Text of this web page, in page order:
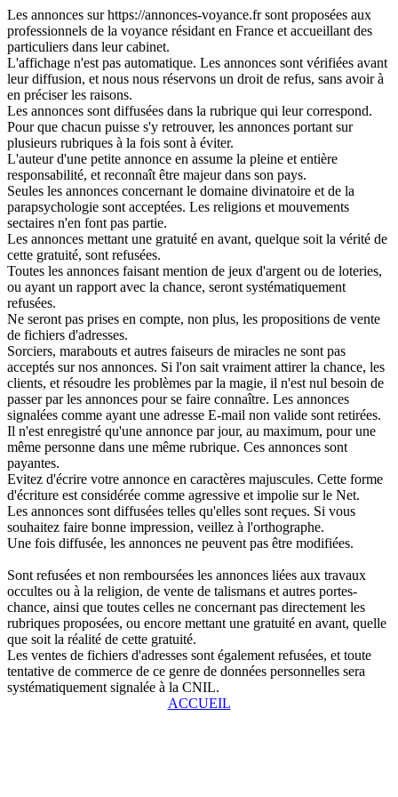
Les annonces sur https://annonces-voyance.fr sont proposées aux
professionnels de la voyance résidant en France et accueillant des
particuliers dans leur cabinet.
L'affichage n'est pas automatique. Les annonces sont vérifiées avant
leur diffusion, et nous nous réservons un droit de refus, sans avoir à
en préciser les raisons.
Les annonces sont diffusées dans la rubrique qui leur correspond.
Pour que chacun puisse s'y retrouver, les annonces portant sur
plusieurs rubriques à la fois sont à éviter.
L'auteur d'une petite annonce en assume la pleine et entière
responsabilité, et reconnaît être majeur dans son pays.
Seules les annonces concernant le domaine divinatoire et de la
parapsychologie sont acceptées. Les religions et mouvements
sectaires n'en font pas partie.
Les annonces mettant une gratuité en avant, quelque soit la vérité de
cette gratuité, sont refusées.
Toutes les annonces faisant mention de jeux d'argent ou de loteries,
ou ayant un rapport avec la chance, seront systématiquement
refusées.
Ne seront pas prises en compte, non plus, les propositions de vente
de fichiers d'adresses.
Sorciers, marabouts et autres faiseurs de miracles ne sont pas
acceptés sur nos annonces. Si l'on sait vraiment attirer la chance, les
clients, et résoudre les problèmes par la magie, il n'est nul besoin de
passer par les annonces pour se faire connaître. Les annonces
signalées comme ayant une adresse E-mail non valide sont retirées.
Il n'est enregistré qu'une annonce par jour, au maximum, pour une
même personne dans une même rubrique. Ces annonces sont
payantes.
Evitez d'écrire votre annonce en caractères majuscules. Cette forme
d'écriture est considérée comme agressive et impolie sur le Net.
Les annonces sont diffusées telles qu'elles sont reçues. Si vous
souhaitez faire bonne impression, veillez à l'orthographe.
Une fois diffusée, les annonces ne peuvent pas être modifiées.
Sont refusées et non remboursées les annonces liées aux travaux
occultes ou à la religion, de vente de talismans et autres portes-
chance, ainsi que toutes celles ne concernant pas directement les
rubriques proposées, ou encore mettant une gratuité en avant, quelle
que soit la réalité de cette gratuité.
Les ventes de fichiers d'adresses sont également refusées, et toute
tentative de commerce de ce genre de données personnelles sera
systématiquement signalée à la CNIL.
ACCUEIL